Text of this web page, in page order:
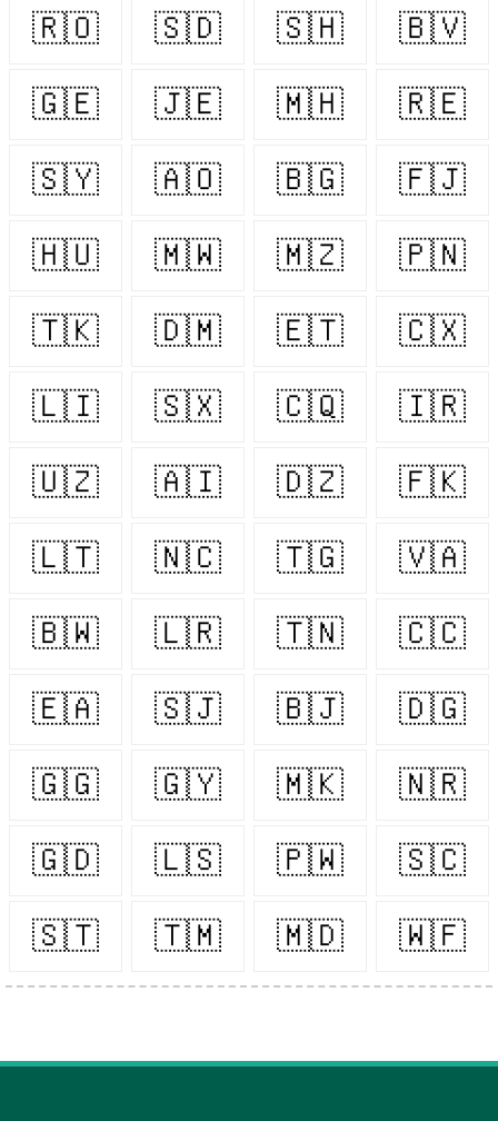
🇷🇴 🇸🇩 🇸🇭 🇧🇻
🇬🇪 🇯🇪 🇲🇭 🇷🇪
🇸🇾 🇦🇴 🇧🇬 🇫🇯
🇭🇺 🇲🇼 🇲🇿 🇵🇳
🇹🇰 🇩🇲 🇪🇹 🇨🇽
🇱🇮 🇸🇽 🇨🇶 🇮🇷
🇺🇿 🇦🇮 🇩🇿 🇫🇰
🇱🇹 🇳🇨 🇹🇬 🇻🇦
🇧🇼 🇱🇷 🇹🇳 🇨🇨
🇪🇦 🇸🇯 🇧🇯 🇩🇬
🇬🇬 🇬🇾 🇲🇰 🇳🇷
🇬🇩 🇱🇸 🇵🇼 🇸🇨
🇸🇹 🇹🇲 🇲🇩 🇼🇫